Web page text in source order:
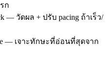
ก
— วัดผล + ปรับ pacing ถ้าเร็ว/
— เจาะทักษะที่อ่อนที่สุดจาก